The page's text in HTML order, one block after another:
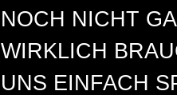
NOCH NICHT
WIRKLICH
UNS EINFACH